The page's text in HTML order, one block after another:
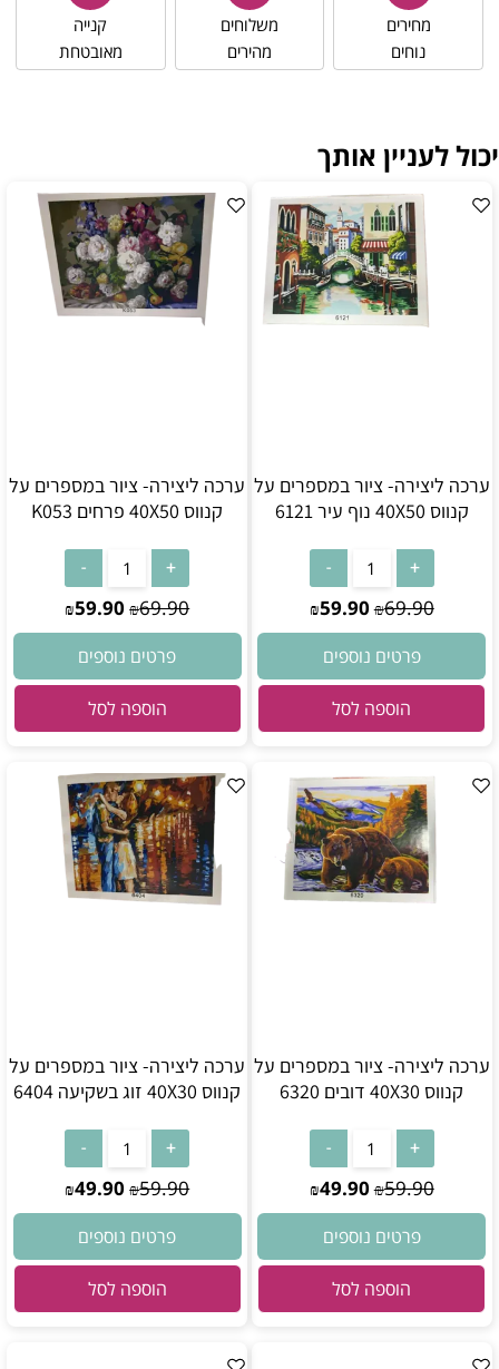
מחירים
נוחים
משלוחים
מהירים
קנייה
מאובטחת
יכול לעניין אותך
ערכה ליצירה- ציור במספרים על
קנווס 40X50 נוף עיר 6121
₪69.90
₪59.90
פרטים נוספים
הוספה לסל
ערכה ליצירה- ציור במספרים על
קנווס 40X50 פרחים K053
₪69.90
₪59.90
פרטים נוספים
הוספה לסל
ערכה ליצירה- ציור במספרים על
קנווס 40X30 דובים 6320
₪59.90
₪49.90
פרטים נוספים
הוספה לסל
ערכה ליצירה- ציור במספרים על
קנווס 40X30 זוג בשקיעה 6404
₪59.90
₪49.90
פרטים נוספים
הוספה לסל